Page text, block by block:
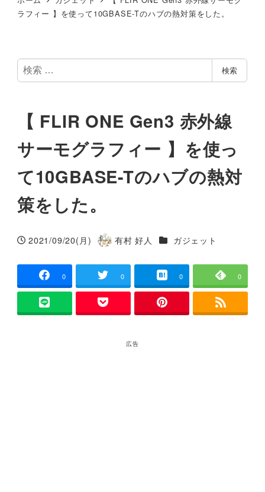
ラフィー 】を使って10GBASE-Tのハブの熱対策をした。
検
索
検索
【 FLIR ONE Gen3 赤外線
サーモグラフィー 】を使っ
て10GBASE-Tのハブの熱対
策をした。
投稿日
2021/09/20(月)
著
有村 好人 カテゴリー
ガジェット
0 0 0 0
広告